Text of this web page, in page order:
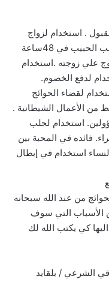
. استخدام لزواج
البنت المتعسرة عن الزواج . استخدام لجلب الحبيب في 48ساعة
علي زوجته .استخدام
لدفع الخصوم.
لقضاء الحوائج
من الأعمال الشيطانية .
استخدام لجلب
فائده في المحبة بين
استخدام في إبطال
من عند الله سبحانه
الأسباب التي سوف
كي يكتب الله لك
الشرعي / بلقايد